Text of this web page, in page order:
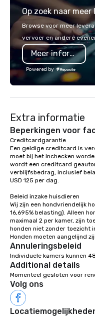
Francisco to the
country with a focus on
lodging, food and wine.
a Monterey Bay Trek.
Op zoek naar
Browse voor meer
vervoer en andere
Meer informatie
Powered by
Extra informatie
Beperkingen voor
Creditcardgarantie
Een geldige creditcard is
moet bij het inchecken
wordt een creditcard
verblijfsbedrag, inclusief
USD 125 per dag.
Beleid inzake huisdieren
Wij zijn een hondvriendelijk
16,695% belasting). Alleen
maximaal 2 per kamer, zijn
honden niet zonder toezicht
Annuleringsbeleid
Individuele kamers kunnen
Additional details
Momenteel gesloten voor
Volg ons